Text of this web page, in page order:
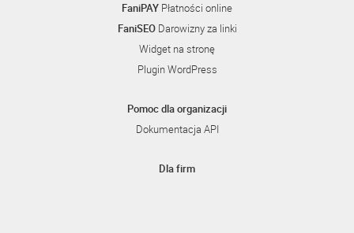
FaniPAY Płatności online
FaniSEODarowizny za linki
Widget na stronę
Plugin WordPress
Pomoc dla organizacji
Dokumentacja API
Dla firm